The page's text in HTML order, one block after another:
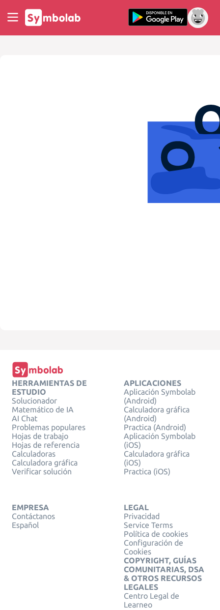
HERRAMIENTAS DE
ESTUDIO
Solucionador
Matemático de IA
AI Chat
Problemas populares
Hojas de trabajo
Hojas de referencia
Calculadoras
Calculadora gráfica
Verificar solución
APLICACIONES
Aplicación Symbolab
(Android)
Calculadora gráfica
(Android)
Practica (Android)
Aplicación Symbolab
(iOS)
Calculadora gráfica
(iOS)
Practica (iOS)
EMPRESA
Contáctanos
Español
LEGAL
Privacidad
Service Terms
Política de cookies
Configuración de
Cookies
COPYRIGHT, GUÍAS
COMUNITARIAS, DSA
& OTROS RECURSOS
LEGALES
Centro Legal de
Learneo